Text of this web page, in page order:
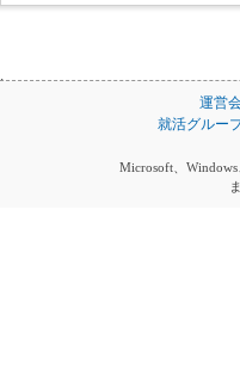
運営
就活グルー
Microsoft、